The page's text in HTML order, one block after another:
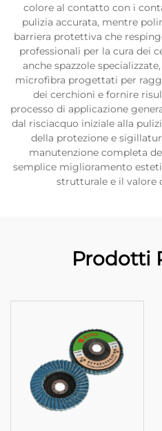
colore al contatto con i
pulizia accurata, mentre
barriera protettiva che
professionali per la cura dei
anche spazzole
microfibra progettati per
dei cerchioni e fornire
processo di applicazione
dal risciacquo iniziale alla
della protezione e
manutenzione completa
semplice miglioramento
strutturale e il valore
Prodotti